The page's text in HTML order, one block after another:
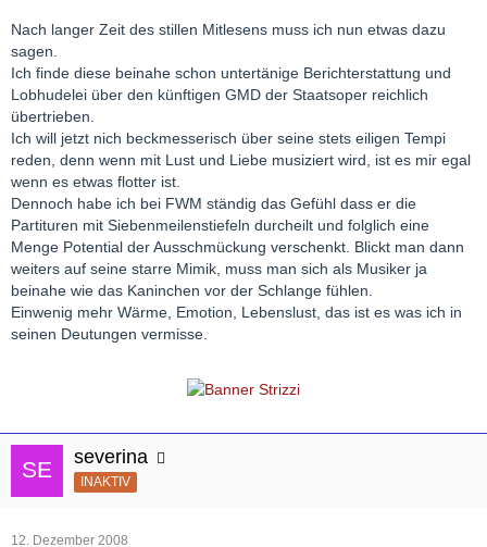
Nach langer Zeit des stillen Mitlesens muss ich nun etwas dazu
sagen.
Ich finde diese beinahe schon untertänige Berichterstattung und
Lobhudelei über den künftigen GMD der Staatsoper reichlich
übertrieben.
Ich will jetzt nich beckmesserisch über seine stets eiligen Tempi
reden, denn wenn mit Lust und Liebe musiziert wird, ist es mir egal
wenn es etwas flotter ist.
Dennoch habe ich bei FWM ständig das Gefühl dass er die
Partituren mit Siebenmeilenstiefeln durcheilt und folglich eine
Menge Potential der Ausschmückung verschenkt. Blickt man dann
weiters auf seine starre Mimik, muss man sich als Musiker ja
beinahe wie das Kaninchen vor der Schlange fühlen.
Einwenig mehr Wärme, Emotion, Lebenslust, das ist es was ich in
seinen Deutungen vermisse.
severina
INAKTIV
12. Dezember 2008